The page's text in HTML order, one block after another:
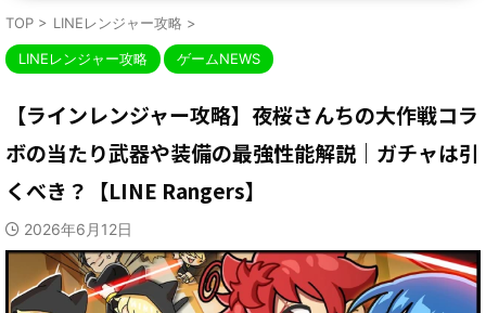
TOP > LINEレンジャー攻略 >
LINEレンジャー攻略 ゲームNEWS
【ラインレンジャー攻略】夜桜さんちの大作戦コラ
ボの当たり武器や装備の最強性能解説｜ガチャは引
くべき？【LINE Rangers】
2026年6月12日